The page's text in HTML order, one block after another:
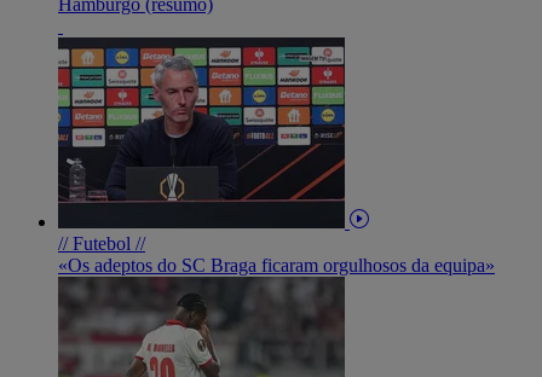
Hamburgo (resumo)
// Futebol //
«Os adeptos do SC Braga ficaram orgulhosos da equipa»